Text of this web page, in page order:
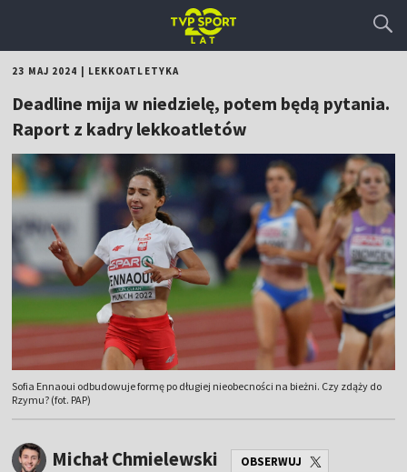
23 MAJ 2024 LEKKOATLETYKA
Deadline mija w niedzielę, potem będą pytania.
Raport z kadry lekkoatletów
Sofia Ennaoui odbudowuje formę po długiej nieobecności na bieżni. Czy zdąży do
Rzymu? (fot. PAP)
Michał Chmielewski OBSERWUJ